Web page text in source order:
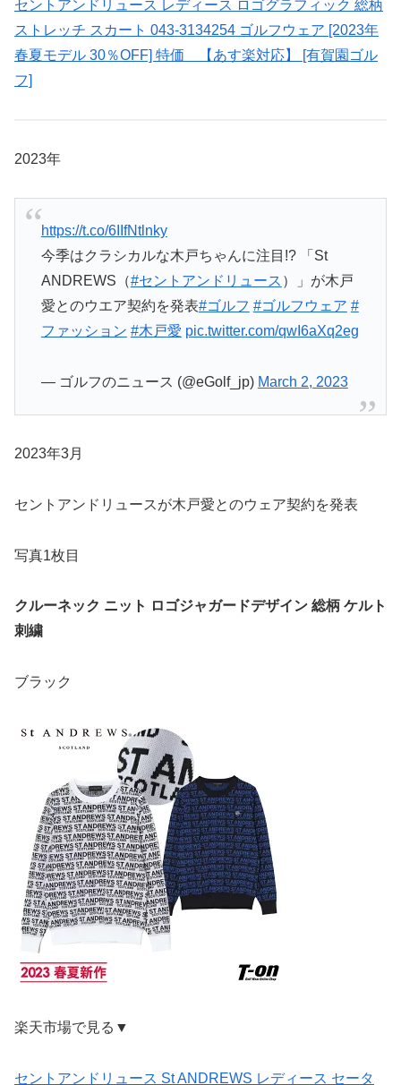
セントアンドリュース レディース ロゴグラフィック 総柄
ストレッチ スカート 043-3134254 ゴルフウェア [2023年
春夏モデル 30％OFF] 特価 【あす楽対応】 [有賀園ゴル
フ]
2023年
https://t.co/6IIfNtlnky
今季はクラシカルな木戸ちゃんに注目!? 「St
ANDREWS（#セントアンドリュース ）」が木戸
愛とのウエア契約を発表#ゴルフ #ゴルフウェア #
ファッション #木戸愛 pic.twitter.com/qwI6aXq2eg
— ゴルフのニュース (@eGolf_jp) March 2, 2023
2023年3月
セントアンドリュースが木戸愛とのウェア契約を発表
写真1枚目
クルーネック ニット ロゴジャガードデザイン 総柄 ケルト
刺繍
ブラック
楽天市場で見る▼
セントアンドリュース St ANDREWS レディース セータ